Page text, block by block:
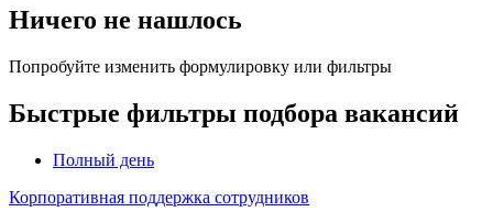
Ничего не нашлось
Попробуйте изменить формулировку или фильтры
Быстрые фильтры подбора вакансий
Полный день
Корпоративная поддержка сотрудников